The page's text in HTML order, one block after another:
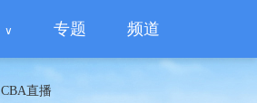
专题 频道
CBA直播